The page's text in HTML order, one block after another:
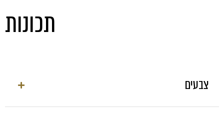
תכונות
צבעים